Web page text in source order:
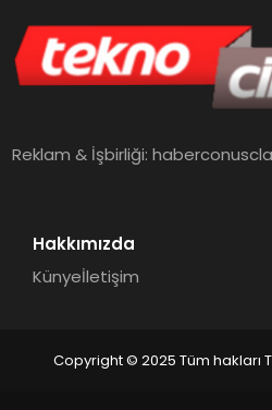
Reklam & İşbirliği:
Hakkımızda
Künyeİletişim
Copyright © 2025 Tüm hakları